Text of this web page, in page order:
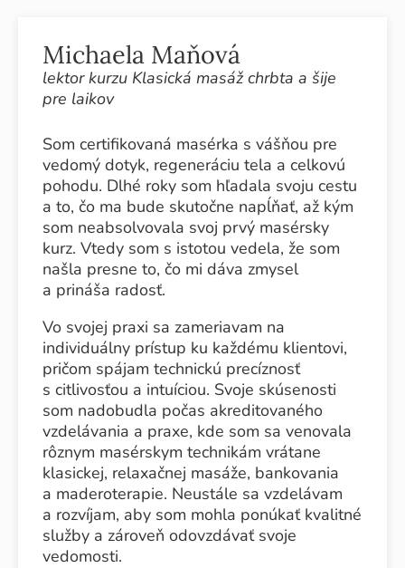
Michaela Maňová
lektor kurzu Klasická masáž chrbta a šije
pre laikov
Som certifikovaná masérka s vášňou pre
vedomý dotyk, regeneráciu tela a celkovú
pohodu. Dlhé roky som hľadala svoju cestu
a to, čo ma bude skutočne napĺňať, až kým
som neabsolvovala svoj prvý masérsky
kurz. Vtedy som s istotou vedela, že som
našla presne to, čo mi dáva zmysel
a prináša radosť.
Vo svojej praxi sa zameriavam na
individuálny prístup ku každému klientovi,
pričom spájam technickú precíznosť
s citlivosťou a intuíciou. Svoje skúsenosti
som nadobudla počas akreditovaného
vzdelávania a praxe, kde som sa venovala
rôznym masérskym technikám vrátane
klasickej, relaxačnej masáže, bankovania
a maderoterapie. Neustále sa vzdelávam
a rozvíjam, aby som mohla ponúkať kvalitné
služby a zároveň odovzdávať svoje
vedomosti.